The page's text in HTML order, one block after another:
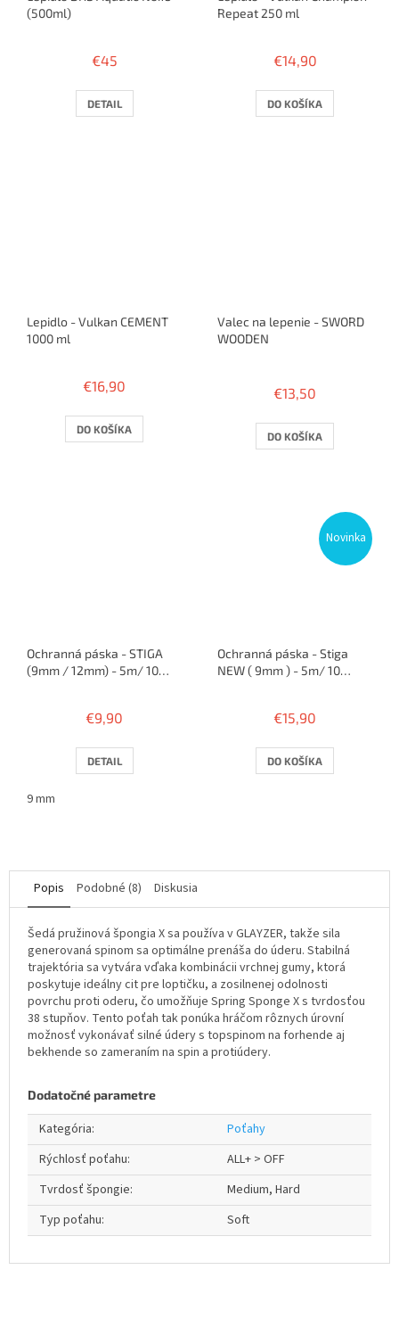
(500ml)
€45
DETAIL
Repeat 250 ml
€14,90
DO KOŠÍKA
Lepidlo - Vulkan CEMENT
1000 ml
€16,90
DO KOŠÍKA
Valec na lepenie - SWORD
WOODEN
produktu
5,0
z
€13,50
DO KOŠÍKA
Ochranná páska - STIGA
(9mm / 12mm) - 5m/ 10
€9,90
DETAIL
9 mm
Novinka
Ochranná páska - Stiga
NEW ( 9mm ) - 5m/ 10
€15,90
DO KOŠÍKA
Popis Podobné (8) Diskusia
Šedá pružinová špongia X sa používa v GLAYZER, takže sila
generovaná spinom sa optimálne prenáša do úderu. Stabilná
trajektória sa vytvára vďaka kombinácii vrchnej gumy, ktorá
poskytuje ideálny cit pre loptičku, a zosilnenej odolnosti
povrchu proti oderu, čo umožňuje Spring Sponge X s tvrdosťou
38 stupňov. Tento poťah tak ponúka hráčom rôznych úrovní
možnosť vykonávať silné údery s topspinom na forhende aj
bekhende so zameraním na spin a protiúdery.
Dodatočné parametre
Kategória:
Poťahy
Rýchlosť poťahu:
ALL+ > OFF
Tvrdosť špongie:
Medium, Hard
Typ poťahu: Soft